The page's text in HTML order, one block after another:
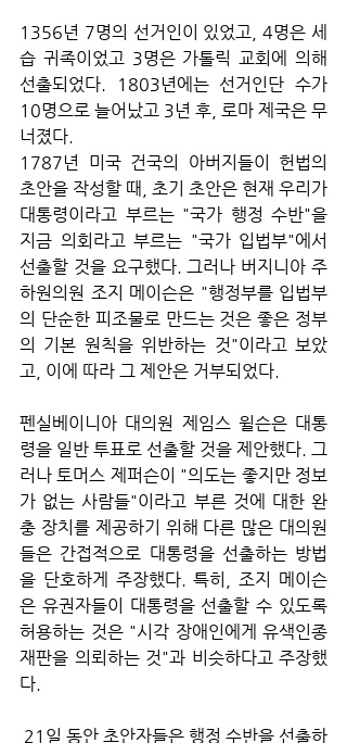
1356년 7명의 선거인이 있었고, 4명은 세
습 귀족이었고 3명은 가톨릭 교회에 의해
선출되었다. 1803년에는 선거인단 수가
10명으로 늘어났고 3년 후, 로마 제국은 무
너졌다.
1787년 미국 건국의 아버지들이 헌법의
초안을 작성할 때, 초기 초안은 현재 우리가
대통령이라고 부르는 "국가 행정 수반"을
지금 의회라고 부르는 "국가 입법부"에서
선출할 것을 요구했다. 그러나 버지니아 주
하원의원 조지 메이슨은 "행정부를 입법부
의 단순한 피조물로 만드는 것은 좋은 정부
의 기본 원칙을 위반하는 것"이라고 보았
고, 이에 따라 그 제안은 거부되었다.
펜실베이니아 대의원 제임스 윌슨은 대통
령을 일반 투표로 선출할 것을 제안했다. 그
러나 토머스 제퍼슨이 "의도는 좋지만 정보
가 없는 사람들"이라고 부른 것에 대한 완
충 장치를 제공하기 위해 다른 많은 대의원
들은 간접적으로 대통령을 선출하는 방법
을 단호하게 주장했다. 특히, 조지 메이슨
은 유권자들이 대통령을 선출할 수 있도록
허용하는 것은 "시각 장애인에게 유색인종
재판을 의뢰하는 것"과 비슷하다고 주장했
다.